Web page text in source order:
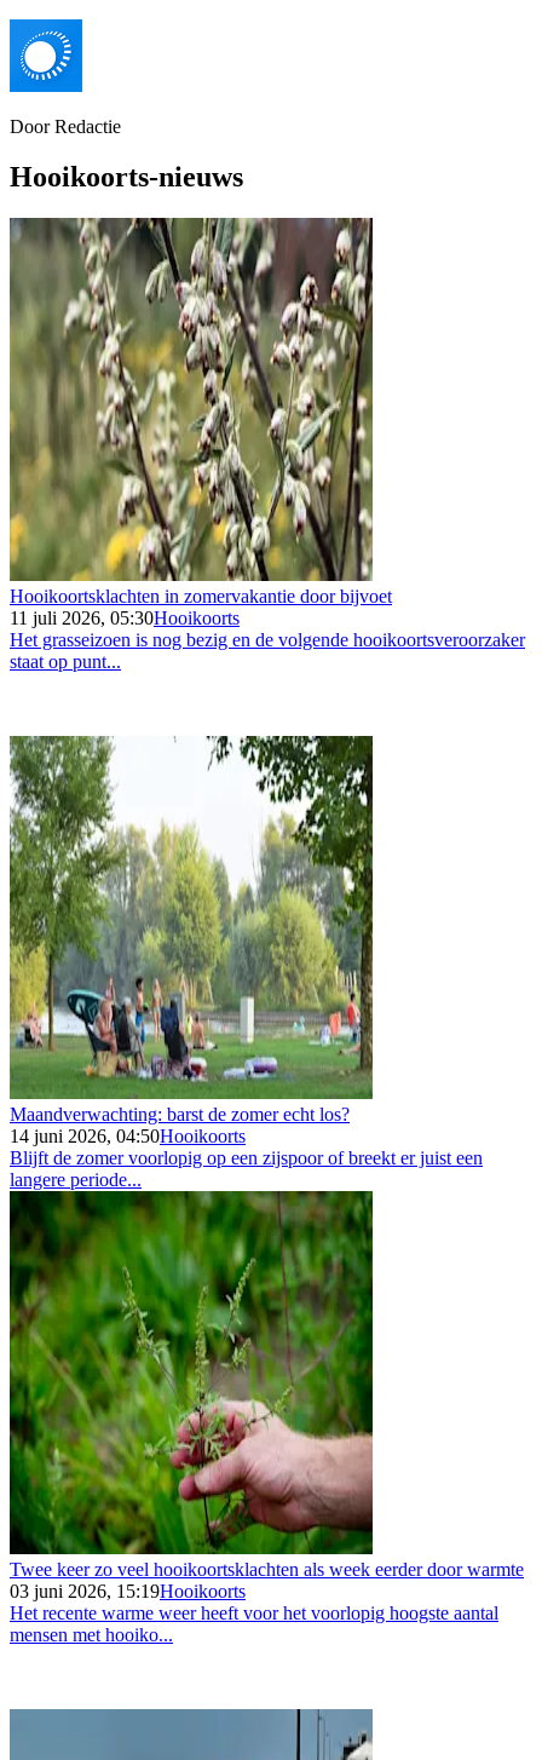
DoorRedactie
Hooikoorts-nieuws
Hooikoortsklachten in zomervakantie door bijvoet
11 juli 2026, 05:30Hooikoorts
Het grasseizoen is nog bezig en de volgende hooikoortsveroorzaker
staat op punt...
Maandverwachting: barst de zomer echt los?
14 juni 2026, 04:50Hooikoorts
Blijft de zomer voorlopig op een zijspoor of breekt er juist een
langere periode...
Twee keer zo veel hooikoortsklachten als week eerder door warmte
03 juni 2026, 15:19Hooikoorts
Het recente warme weer heeft voor het voorlopig hoogste aantal
mensen met hooiko...